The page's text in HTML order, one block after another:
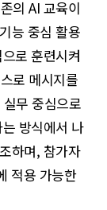
의 AI 교육이
능 중심 활용
로 훈련시켜
로 메시지를
실무 중심으로
방식에서 나
하며, 참가자
적용 가능한